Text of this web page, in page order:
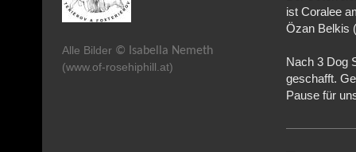
ist Coralee
Özan Belkis
Nach 3 Dog
geschafft.
Pause für
Alle Bilder © Isabella Nemeth
(www.of-rosehiphill.at)